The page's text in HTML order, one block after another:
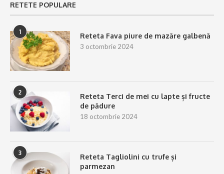
RETETE POPULARE
1
Reteta Fava piure de mazăre galbenă
3 octombrie 2024
2
Reteta Terci de mei cu lapte și fructe
de pădure
18 octombrie 2024
3
Reteta Tagliolini cu trufe și
parmezan